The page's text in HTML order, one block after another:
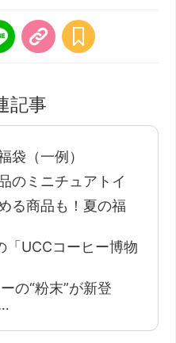
記事
袋（一例）
のミニチュアトイ
る商品も！夏の福
UCCコーヒー博物
の“粉末”が新登